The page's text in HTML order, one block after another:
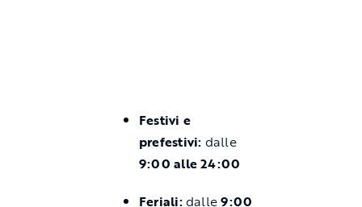
Festivi e
prefestivi: dalle
9:00 alle 24:00
Feriali:dalle9:00